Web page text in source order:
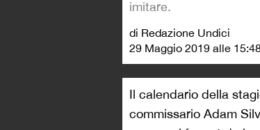
imitare.
di Redazione Undici
29 Maggio 2019 alle
Il calendario della
commissario Adam